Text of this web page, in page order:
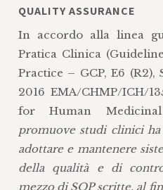
QUALITY ASSURANCE
In accordo alla linea
Pratica Clinica
Practice – GCP, E6 (R2),
2016 EMA/CHMP/ICH/
for Human
promuove studi clinici
adottare e mantenere
della qualità e di
mezzo di SOP scritte, al